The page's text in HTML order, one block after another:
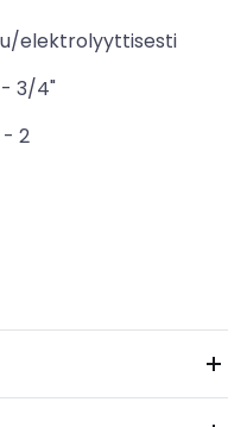
elektrolyyttisesti
3/4"
2